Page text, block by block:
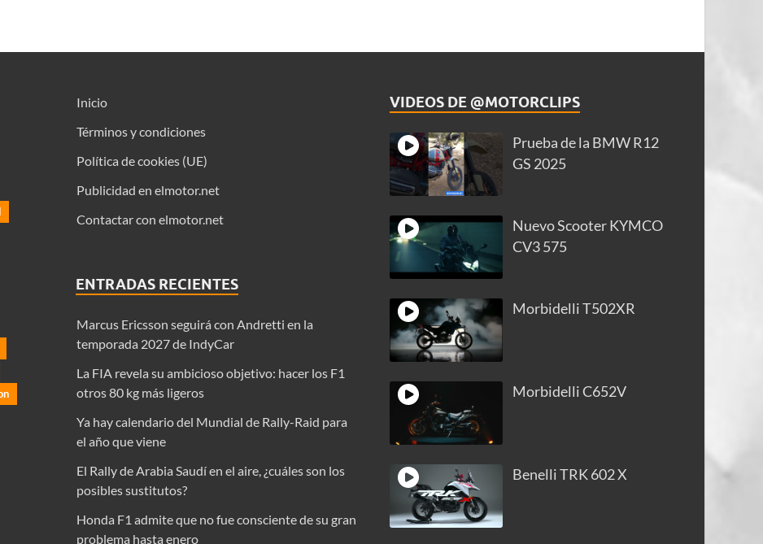
Inicio
Términos y condiciones
Política de cookies (UE)
Publicidad en elmotor.net
Contactar con elmotor.net
ENTRADAS RECIENTES
Marcus Ericsson seguirá con Andretti en la
temporada 2027 de IndyCar
La FIA revela su ambicioso objetivo: hacer los F1
otros 80 kg más ligeros
Ya hay calendario del Mundial de Rally-Raid para
el año que viene
El Rally de Arabia Saudí en el aire, ¿cuáles son los
posibles sustitutos?
Honda F1 admite que no fue consciente de su gran
problema hasta enero
VIDEOS DE @MOTORCLIPS
Prueba de la BMW R12
GS 2025
Nuevo Scooter KYMCO
CV3 575
Morbidelli T502XR
Morbidelli C652V
Benelli TRK 602 X